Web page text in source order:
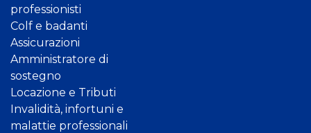
professionisti
Colf e badanti
Assicurazioni
Amministratore di
sostegno
Locazione e Tributi
Invalidità, infortuni e
malattie professionali